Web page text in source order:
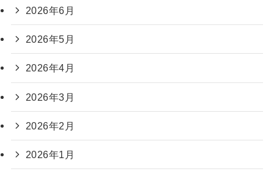
2026年6月
2026年5月
2026年4月
2026年3月
2026年2月
2026年1月